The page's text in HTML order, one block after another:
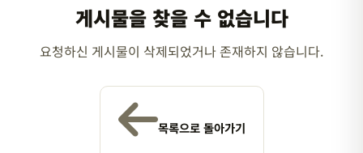
게시물을 찾을 수 없습니다
요청하신 게시물이 삭제되었거나 존재하지 않습니다.
목록으로 돌아가기